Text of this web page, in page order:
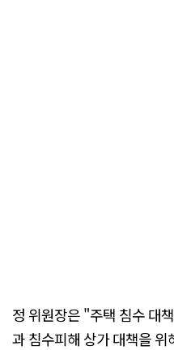
정 위원장은 "주택 침수 대
과 침수피해 상가 대책을